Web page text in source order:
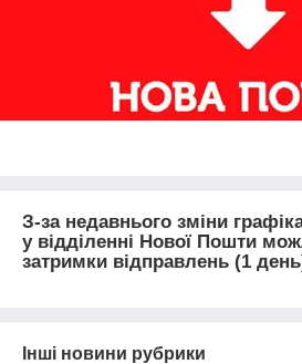
З-за недавнього зміни
у відділенні Нової Пошти
затримки відправлень (1
Інші новини рубрики